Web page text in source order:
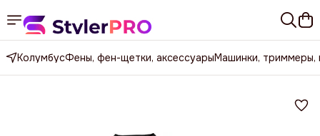
КолумбусФены, фен-щетки, аксессуарыМашинки, триммеры,